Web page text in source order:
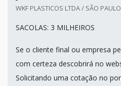
WKF PLASTICOS LTDA / SÃO
SACOLAS: 3 MILHEIROS
Se o cliente final ou empresa
com certeza descobrirá no
Solicitando uma cotação no